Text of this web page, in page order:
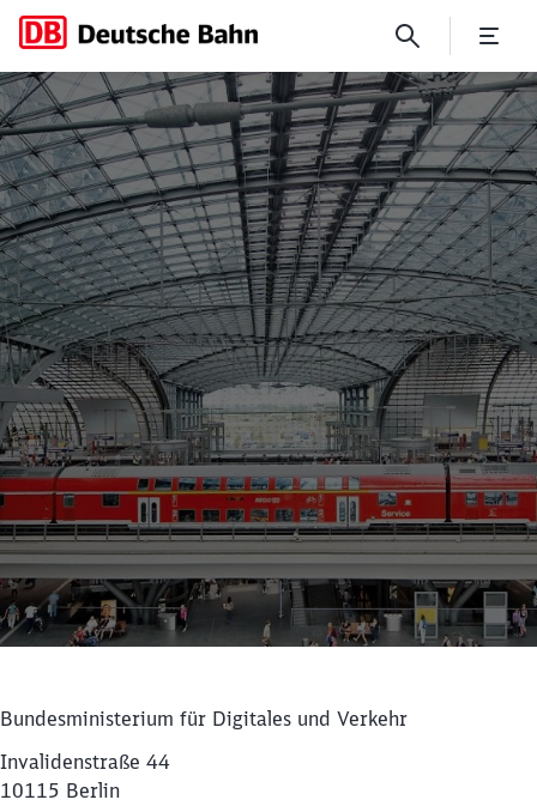
No Page Title
Bundesministerium für Digitales und Verkehr
Invalidenstraße 44
10115 Berlin